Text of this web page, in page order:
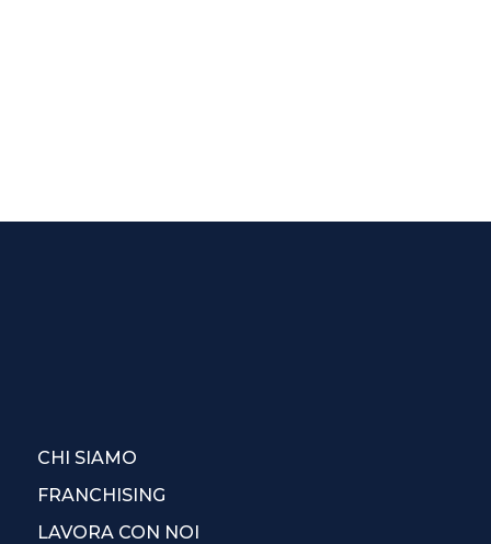
CHI SIAMO
FRANCHISING
LAVORA CON NOI